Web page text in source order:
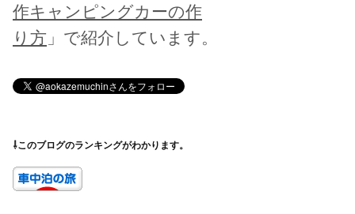
作キャンピングカーの作
り方 」で紹介しています。
⇩このブログのランキングがわかります。